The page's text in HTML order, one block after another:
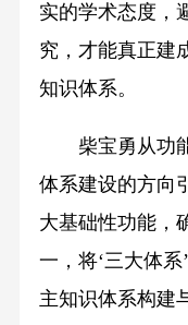
实的学术态度，
究，才能真正建
知识体系。
柴宝勇从功能
体系建设的方向
大基础性功能，
一，将‘三大体
主知识体系构建